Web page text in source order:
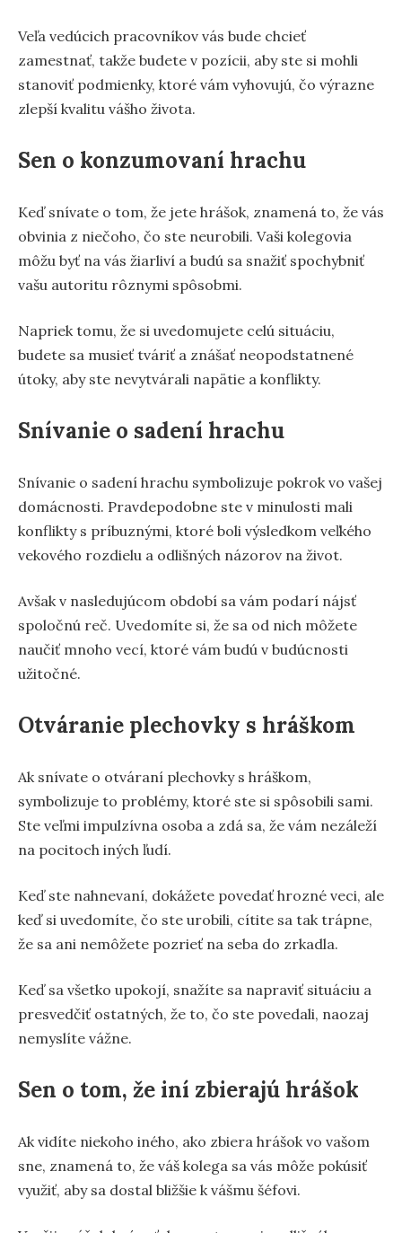
Veľa vedúcich pracovníkov vás bude chcieť
zamestnať, takže budete v pozícii, aby ste si mohli
stanoviť podmienky, ktoré vám vyhovujú, čo výrazne
zlepší kvalitu vášho života.
Sen o konzumovaní hrachu
Keď snívate o tom, že jete hrášok, znamená to, že vás
obvinia z niečoho, čo ste neurobili. Vaši kolegovia
môžu byť na vás žiarliví a budú sa snažiť spochybniť
vašu autoritu rôznymi spôsobmi.
Napriek tomu, že si uvedomujete celú situáciu,
budete sa musieť tváriť a znášať neopodstatnené
útoky, aby ste nevytvárali napätie a konflikty.
Snívanie o sadení hrachu
Snívanie o sadení hrachu symbolizuje pokrok vo vašej
domácnosti. Pravdepodobne ste v minulosti mali
konflikty s príbuznými, ktoré boli výsledkom veľkého
vekového rozdielu a odlišných názorov na život.
Avšak v nasledujúcom období sa vám podarí nájsť
spoločnú reč. Uvedomíte si, že sa od nich môžete
naučiť mnoho vecí, ktoré vám budú v budúcnosti
užitočné.
Otváranie plechovky s hráškom
Ak snívate o otváraní plechovky s hráškom,
symbolizuje to problémy, ktoré ste si spôsobili sami.
Ste veľmi impulzívna osoba a zdá sa, že vám nezáleží
na pocitoch iných ľudí.
Keď ste nahnevaní, dokážete povedať hrozné veci, ale
keď si uvedomíte, čo ste urobili, cítite sa tak trápne,
že sa ani nemôžete pozrieť na seba do zrkadla.
Keď sa všetko upokojí, snažíte sa napraviť situáciu a
presvedčiť ostatných, že to, čo ste povedali, naozaj
nemyslíte vážne.
Sen o tom, že iní zbierajú hrášok
Ak vidíte niekoho iného, ako zbiera hrášok vo vašom
sne, znamená to, že váš kolega sa vás môže pokúsiť
využiť, aby sa dostal bližšie k vášmu šéfovi.